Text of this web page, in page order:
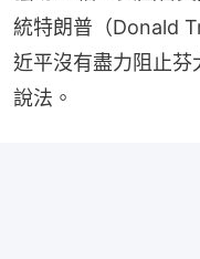
統特朗普（Donald
近平沒有盡力阻止芬
說法。